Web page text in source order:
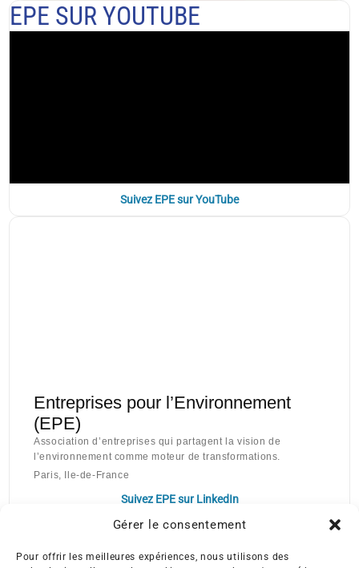
Gérer le consentement
Pour offrir les meilleures expériences, nous utilisons des
EPE SUR YOUTUBE
Suivez EPE sur YouTube
Entreprises pour l’Environnement
(EPE)
Association d’entreprises qui partagent la vision de
l’environnement comme moteur de transformations.
Paris, Ile-de-France
Suivez EPE sur LinkedIn